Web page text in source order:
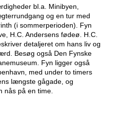
bl.a. Minibyen,
og en tur med
(i sommerperioden). Fyn
H.C. Andersens fødeø. H.C.
detaljeret om hans liv og
Besøg også Den Fynske
Fyn ligger også
med under to timers
længste gågade, og
nås på en time.